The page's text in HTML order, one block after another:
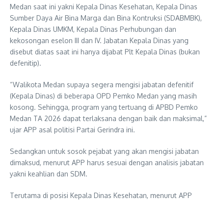
Medan saat ini yakni Kepala Dinas Kesehatan, Kepala Dinas
Sumber Daya Air Bina Marga dan Bina Kontruksi (SDABMBK),
Kepala Dinas UMKM, Kepala Dinas Perhubungan dan
kekosongan eselon III dan IV. Jabatan Kepala Dinas yang
disebut diatas saat ini hanya dijabat Plt Kepala Dinas (bukan
defenitip).
“Walikota Medan supaya segera mengisi jabatan defenitif
(Kepala Dinas) di beberapa OPD Pemko Medan yang masih
kosong. Sehingga, program yang tertuang di APBD Pemko
Medan TA 2026 dapat terlaksana dengan baik dan maksimal,”
ujar APP asal politisi Partai Gerindra ini.
Sedangkan untuk sosok pejabat yang akan mengisi jabatan
dimaksud, menurut APP harus sesuai dengan analisis jabatan
yakni keahlian dan SDM.
Terutama di posisi Kepala Dinas Kesehatan, menurut APP